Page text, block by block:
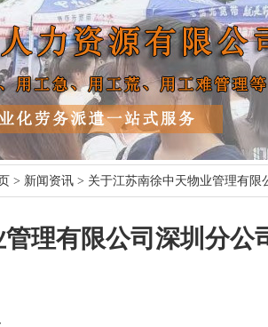
> 新闻资讯 > 关于江苏南徐中天物业管理有
理有限公司深圳分